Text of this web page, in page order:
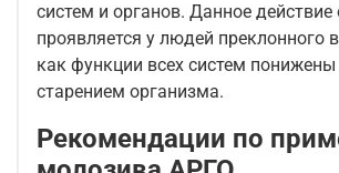
систем и органов. Данное действие
проявляется у людей преклонного
как функции всех систем понижены
старением организма.
Рекомендации по